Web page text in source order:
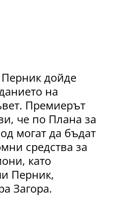
дойде
на
Премиерът
че по Плана за
могат да бъдат
средства за
като
Перник,
Загора.